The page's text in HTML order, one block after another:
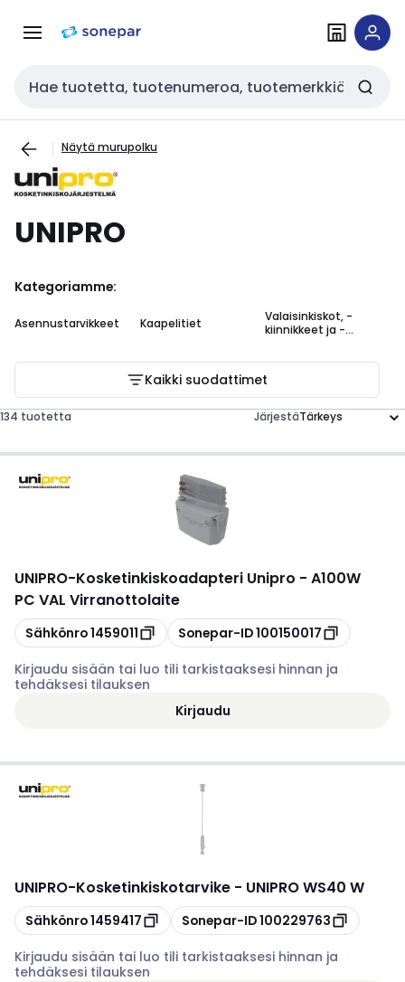
navigointiinsisältöön
Haku
Näytä murupolku
UNIPRO
Kategoriamme:
Asennustarvikkeet Kaapelitiet
Valaisinkiskot, -
kiinnikkeet ja -
Kaikki suodattimet
134 tuotetta Järjestä
UNIPRO-Kosketinkiskoadapteri Unipro - A100W
PC VAL Virranottolaite
Kopioi
Sähkönro1459011 Kopioi
Sonepar-ID100150017
Kirjaudu sisään tai luo tili tarkistaaksesi hinnan ja
tehdäksesi tilauksen
Kirjaudu
UNIPRO-Kosketinkiskotarvike - UNIPRO WS40 W
Kopioi
Sähkönro1459417 Kopioi
Sonepar-ID100229763
Kirjaudu sisään tai luo tili tarkistaaksesi hinnan ja
tehdäksesi tilauksen